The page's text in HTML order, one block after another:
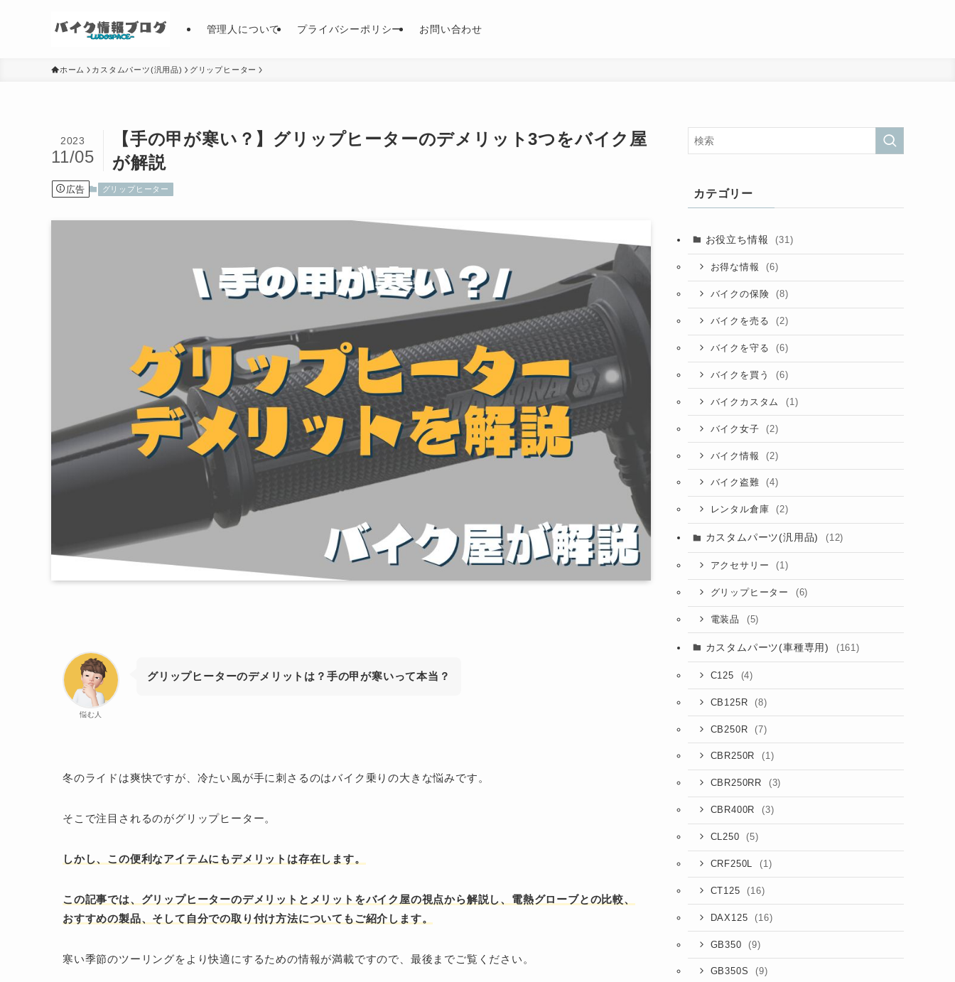
管理人について プライバシーポリシー お問い合わせ
ホーム カスタムパーツ(汎用品) グリップヒーター
【手の甲が寒い？】グリップヒーターのデメリット3つをバイク屋
が解説
2023
11/05
広告 グリップヒーター
悩む人
グリップヒーターのデメリットは？手の甲が寒いって本当？
冬のライドは爽快ですが、冷たい風が手に刺さるのはバイク乗りの大きな悩みです。
そこで注目されるのがグリップヒーター。
しかし、この便利なアイテムにもデメリットは存在します。
この記事では、グリップヒーターのデメリットとメリットをバイク屋の視点から解説し、電熱グローブとの比較、
おすすめの製品、そして自分での取り付け方法についてもご紹介します。
寒い季節のツーリングをより快適にするための情報が満載ですので、最後までご覧ください。
カテゴリー
お役立ち情報 (31)
お得な情報 (6)
バイクの保険 (8)
バイクを売る (2)
バイクを守る (6)
バイクを買う (6)
バイクカスタム (1)
バイク女子 (2)
バイク情報 (2)
バイク盗難 (4)
レンタル倉庫 (2)
カスタムパーツ(汎用品) (12)
アクセサリー (1)
グリップヒーター (6)
電装品 (5)
カスタムパーツ(車種専用) (161)
C125 (4)
CB125R (8)
CB250R (7)
CBR250R (1)
CBR250RR (3)
CBR400R (3)
CL250 (5)
CRF250L (1)
CT125 (16)
DAX125 (16)
GB350 (9)
GB350S (9)